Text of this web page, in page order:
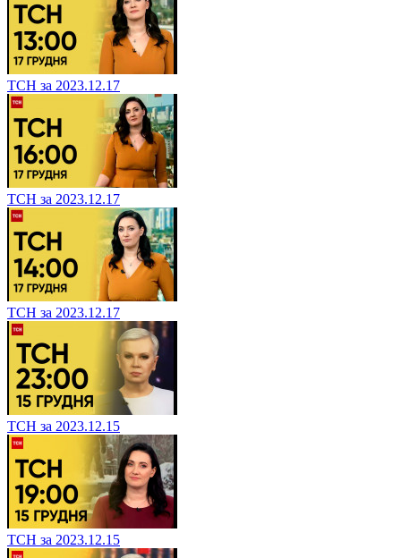
ТСН за 2023.12.17
ТСН за 2023.12.17
ТСН за 2023.12.17
ТСН за 2023.12.15
ТСН за 2023.12.15